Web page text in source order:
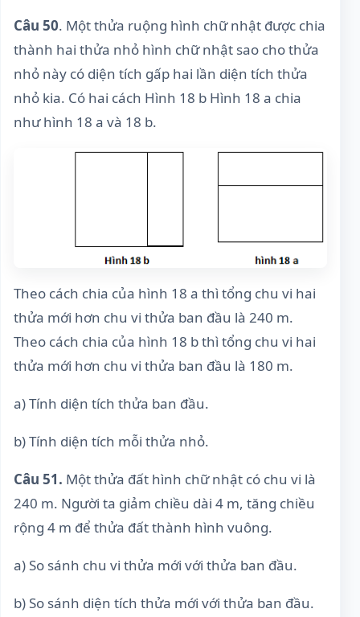
Câu 50. Một thửa ruộng hình chữ nhật được chia
thành hai thửa nhỏ hình chữ nhật sao cho thửa
nhỏ này có diện tích gấp hai lần diện tích thửa
nhỏ kia. Có hai cách Hình 18 b Hình 18 a chia
như hình 18 a và 18 b.
Theo cách chia của hình 18 a thì tổng chu vi hai
thửa mới hơn chu vi thửa ban đầu là 240 m.
Theo cách chia của hình 18 b thì tổng chu vi hai
thửa mới hơn chu vi thửa ban đầu là 180 m.
a) Tính diện tích thửa ban đầu.
b) Tính diện tích mỗi thửa nhỏ.
Câu 51. Một thửa đất hình chữ nhật có chu vi là
240 m. Người ta giảm chiều dài 4 m, tăng chiều
rộng 4 m để thửa đất thành hình vuông.
a) So sánh chu vi thửa mới với thửa ban đầu.
b) So sánh diện tích thửa mới với thửa ban đầu.